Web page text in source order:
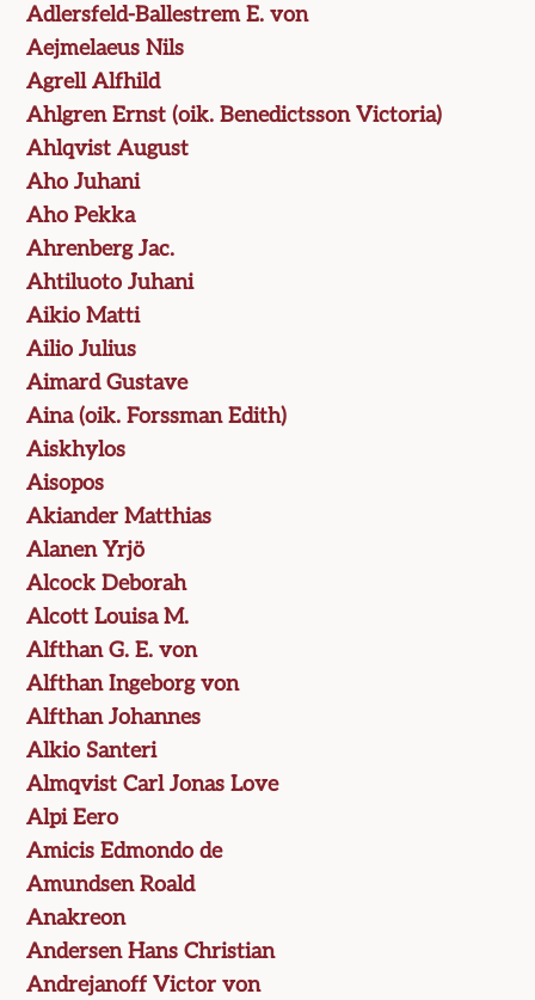
Adlersfeld-Ballestrem E. von
Aejmelaeus Nils
Agrell Alfhild
Ahlgren Ernst (oik. Benedictsson Victoria)
Ahlqvist August
Aho Juhani
Aho Pekka
Ahrenberg Jac.
Ahtiluoto Juhani
Aikio Matti
Ailio Julius
Aimard Gustave
Aina (oik. Forssman Edith)
Aiskhylos
Aisopos
Akiander Matthias
Alanen Yrjö
Alcock Deborah
Alcott Louisa M.
Alfthan G. E. von
Alfthan Ingeborg von
Alfthan Johannes
Alkio Santeri
Almqvist Carl Jonas Love
Alpi Eero
Amicis Edmondo de
Amundsen Roald
Anakreon
Andersen Hans Christian
Andrejanoff Victor von